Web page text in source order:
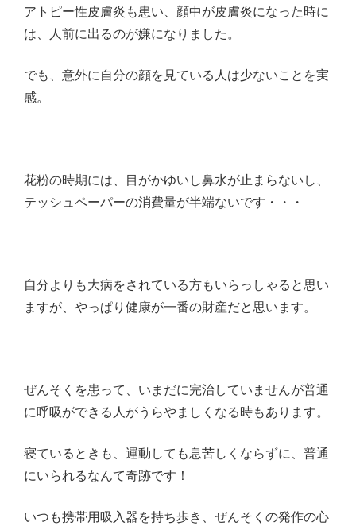
アトピー性皮膚炎も患い、顔中が皮膚炎になった時に
は、人前に出るのが嫌になりました。
でも、意外に自分の顔を見ている人は少ないことを実
感。
花粉の時期には、目がかゆいし鼻水が止まらないし、
テッシュペーパーの消費量が半端ないです・・・
自分よりも大病をされている方もいらっしゃると思い
ますが、やっぱり健康が一番の財産だと思います。
ぜんそくを患って、いまだに完治していませんが普通
に呼吸ができる人がうらやましくなる時もあります。
寝ているときも、運動しても息苦しくならずに、普通
にいられるなんて奇跡です！
いつも携帯用吸入器を持ち歩き、ぜんそくの発作の心